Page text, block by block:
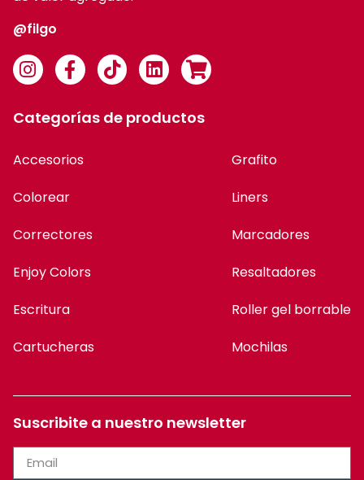
@filgo
Categorías de productos
Accesorios
Colorear
Correctores
Enjoy Colors
Escritura
Cartucheras
Grafito
Liners
Marcadores
Resaltadores
Roller gel borrable
Mochilas
Suscribite a nuestro newsletter